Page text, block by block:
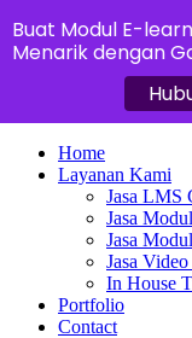
Home
Layanan Kami
Jasa LMS
Jasa
Jasa
Jasa
In House
Portfolio
Contact
Buat Modul E-
Menarik dengan